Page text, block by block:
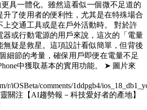
更具一體化。雖然這看似一個微不足道的
升了使用者的便利性，尤其是在特殊場合
上交通工具或是在戶外活動時。 對於許
器或行動電源的用戶來說，這次的「電量
無疑是救星。這項設計看似簡單，但背後
細節的考量，確保用戶即便在電量不足
中獲取基本的實用功能。 ➤ 圖片來
r/iOSBeta/comments/1ddpgb4/
關注【AI趨勢報－科技愛好者的產地】